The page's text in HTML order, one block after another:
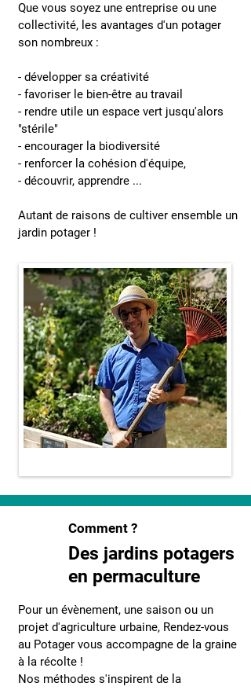
Que vous soyez une entreprise ou une
collectivité, les avantages d'un potager
son nombreux :
- développer sa créativité
- favoriser le bien-être au travail
- rendre utile un espace vert jusqu'alors
"stérile"
- encourager la biodiversité
- renforcer la cohésion d'équipe,
- découvrir, apprendre ...
Autant de raisons de cultiver ensemble un
jardin potager !
Comment ?
Des jardins potagers
en permaculture
Pour un évènement, une saison ou un
projet d'agriculture urbaine, Rendez-vous
au Potager vous accompagne de la graine
à la récolte !
Nos méthodes s'inspirent de la